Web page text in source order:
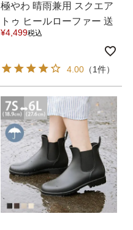
極やわ 晴雨兼用 スクエア
トゥ ヒールローファー 送
料無料
¥4,499税込
4.00 （1件）